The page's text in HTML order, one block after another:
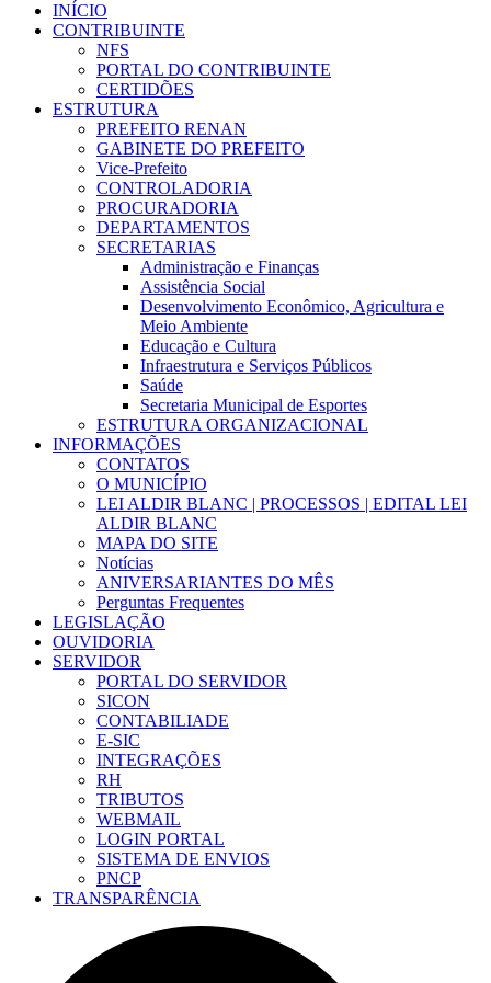
INÍCIO
CONTRIBUINTE
NFS
PORTAL DO CONTRIBUINTE
CERTIDÕES
ESTRUTURA
PREFEITO RENAN
GABINETE DO PREFEITO
Vice-Prefeito
CONTROLADORIA
PROCURADORIA
DEPARTAMENTOS
SECRETARIAS
Administração e Finanças
Assistência Social
Desenvolvimento Econômico, Agricultura e
Meio Ambiente
Educação e Cultura
Infraestrutura e Serviços Públicos
Saúde
Secretaria Municipal de Esportes
ESTRUTURA ORGANIZACIONAL
INFORMAÇÕES
CONTATOS
O MUNICÍPIO
LEI ALDIR BLANC | PROCESSOS | EDITAL LEI
ALDIR BLANC
MAPA DO SITE
Notícias
ANIVERSARIANTES DO MÊS
Perguntas Frequentes
LEGISLAÇÃO
OUVIDORIA
SERVIDOR
PORTAL DO SERVIDOR
SICON
CONTABILIADE
E-SIC
INTEGRAÇÕES
RH
TRIBUTOS
WEBMAIL
LOGIN PORTAL
SISTEMA DE ENVIOS
PNCP
TRANSPARÊNCIA